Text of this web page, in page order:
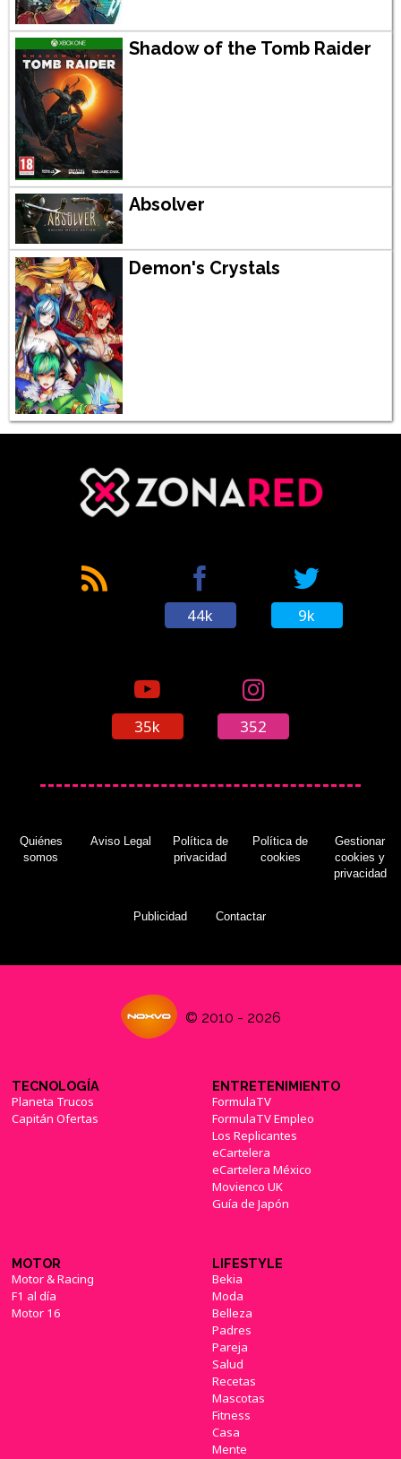
Shadow of the Tomb Raider
Absolver
Demon's Crystals
44k 9k
35k 352
Quiénes
somos
Aviso Legal
Política de
privacidad
Política de
cookies
Gestionar
cookies y
privacidad
Publicidad Contactar
© 2010 - 2026
TECNOLOGÍA
Planeta Trucos
Capitán Ofertas
ENTRETENIMIENTO
FormulaTV
FormulaTV Empleo
Los Replicantes
eCartelera
eCartelera México
Movienco UK
Guía de Japón
MOTOR
Motor & Racing
F1 al día
Motor 16
LIFESTYLE
Bekia
Moda
Belleza
Padres
Pareja
Salud
Recetas
Mascotas
Fitness
Casa
Mente